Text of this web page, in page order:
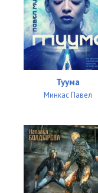
Туума
Минкас Павел